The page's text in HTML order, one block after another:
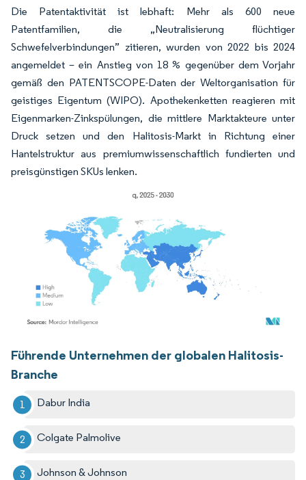
Die Patentaktivität ist lebhaft: Mehr als 600 neue
Patentfamilien, die „Neutralisierung flüchtiger
Schwefelverbindungen” zitieren, wurden von 2022 bis 2024
angemeldet – ein Anstieg von 18 % gegenüber dem Vorjahr
gemäß den PATENTSCOPE-Daten der Weltorganisation für
geistiges Eigentum (WIPO). Apothekenketten reagieren mit
Eigenmarken-Zinkspülungen, die mittlere Marktakteure unter
Druck setzen und den Halitosis-Markt in Richtung einer
Hantelstruktur aus premiumwissenschaftlich fundierten und
preisgünstigen SKUs lenken.
Führende Unternehmen der globalen Halitosis-
Branche
Dabur India
Colgate Palmolive
Johnson & Johnson